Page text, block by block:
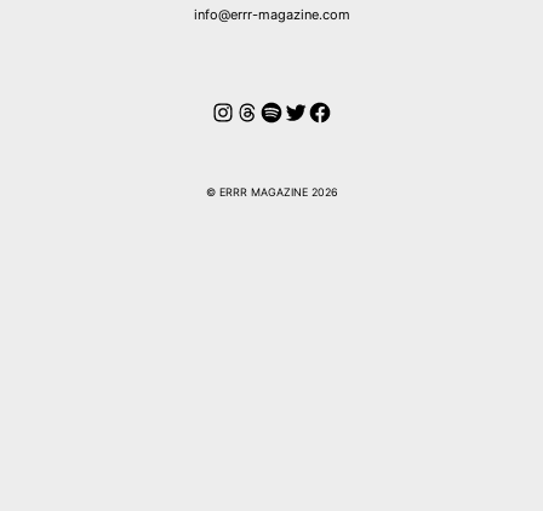
info@errr-magazine.com
Instagram
Threads
Spotify
Twitter
Facebook
© ERRR MAGAZINE 2026